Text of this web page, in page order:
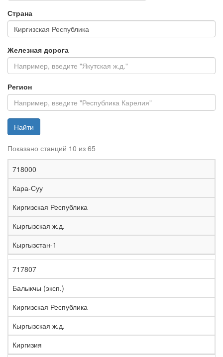
Страна
Железная дорога
Регион
Найти
Показано станций 10 из 65
К
о
д
Н
а
з
в
а
н
и
е
С
т
а
н
а
е
е
з
н
а
я
д
о
о
г
а
е
и
н
718000
Кара-Суу
Киргизская Республика
Кыргызская ж.д.
Кыргызстан-1
717807
Балыкчы (эксп.)
Киргизская Республика
Кыргызская ж.д.
Киргизия